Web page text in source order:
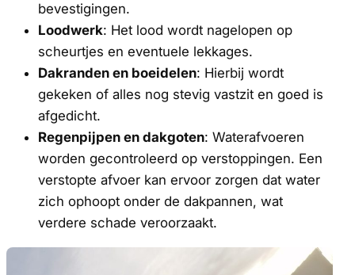
bevestigingen.
Loodwerk: Het lood wordt nagelopen op
scheurtjes en eventuele lekkages.
Dakranden en boeidelen: Hierbij wordt
gekeken of alles nog stevig vastzit en goed is
afgedicht.
Regenpijpen en dakgoten: Waterafvoeren
worden gecontroleerd op verstoppingen. Een
verstopte afvoer kan ervoor zorgen dat water
zich ophoopt onder de dakpannen, wat
verdere schade veroorzaakt.